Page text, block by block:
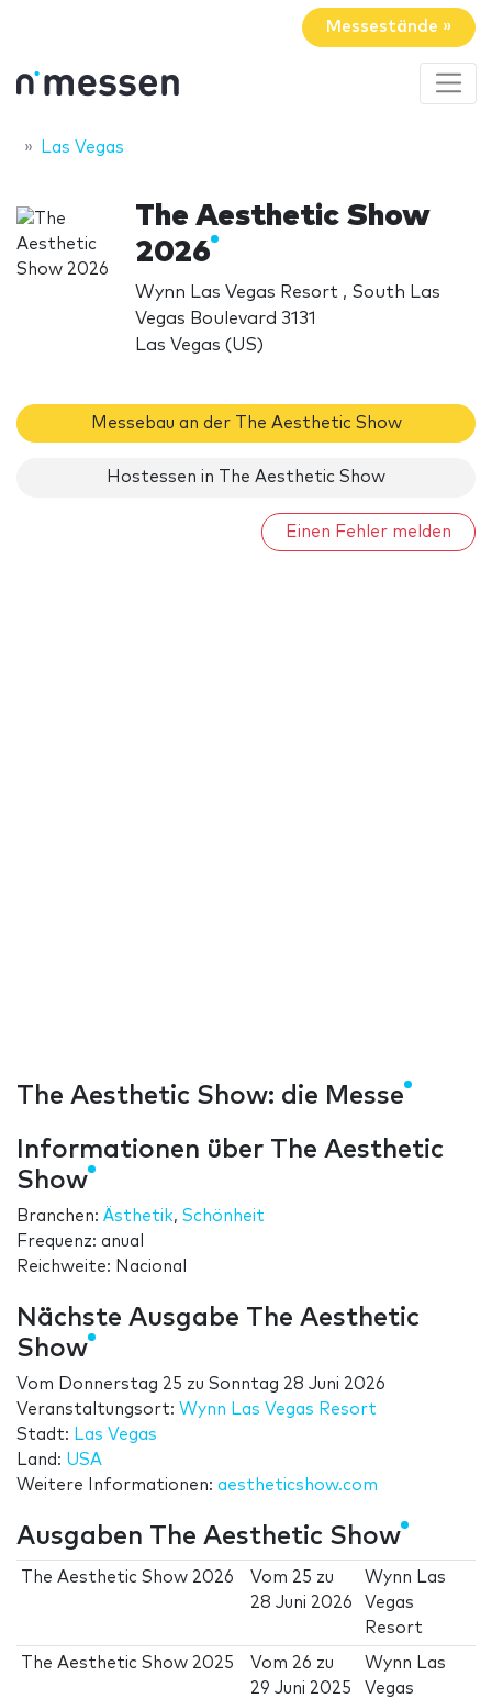
Messestände »
Las Vegas
The Aesthetic Show
2026
Wynn Las Vegas Resort , South Las
Vegas Boulevard 3131
Las Vegas (US)
Messebau an der The Aesthetic Show
Hostessen in The Aesthetic Show
Einen Fehler melden
The Aesthetic Show: die Messe
Informationen über The Aesthetic
Show
Branchen: Ästhetik, Schönheit
Frequenz: anual
Reichweite: Nacional
Nächste Ausgabe The Aesthetic
Show
Vom Donnerstag 25 zu Sonntag 28 Juni 2026
Veranstaltungsort: Wynn Las Vegas Resort
Stadt: Las Vegas
Land: USA
Weitere Informationen: aestheticshow.com
Ausgaben The Aesthetic Show
The Aesthetic Show 2026 Vom 25 zu
28 Juni 2026
Wynn Las
Vegas
Resort
The Aesthetic Show 2025 Vom 26 zu
29 Juni 2025
Wynn Las
Vegas